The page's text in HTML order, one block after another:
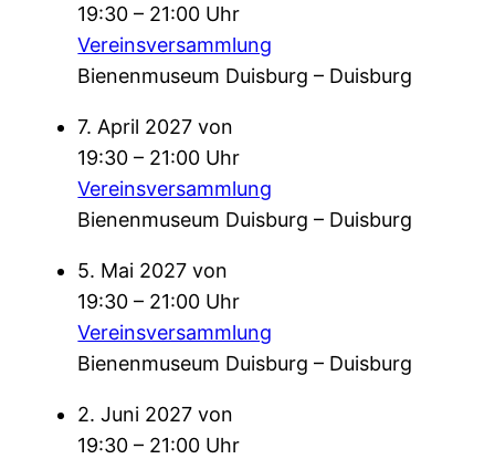
19:30 – 21:00 Uhr
Vereinsversammlung
Bienenmuseum Duisburg – Duisburg
7. April 2027 von
19:30 – 21:00 Uhr
Vereinsversammlung
Bienenmuseum Duisburg – Duisburg
5. Mai 2027 von
19:30 – 21:00 Uhr
Vereinsversammlung
Bienenmuseum Duisburg – Duisburg
2. Juni 2027 von
19:30 – 21:00 Uhr